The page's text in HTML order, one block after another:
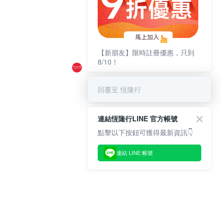
【新朋友】限時註冊優惠，只到
8/10！
回覆至 恆隆行
連結恆隆行LINE 官方帳號
點擊以下按鈕可獲得最新資訊👇
連結 LINE 帳號